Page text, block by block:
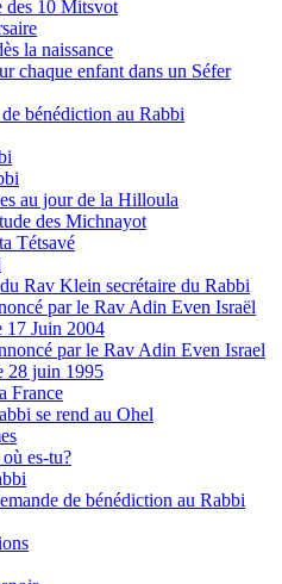
des 10 Mitsvot
la naissance
chaque enfant dans un Séfer
bénédiction au Rabbi
au jour de la Hilloula
des Michnayot
Tétsavé
Rav Klein secrétaire du Rabbi
par le Rav Adin Even Israël
17 Juin 2004
par le Rav Adin Even Israel
28 juin 1995
France
se rend au Ohel
es-tu?
de bénédiction au Rabbi